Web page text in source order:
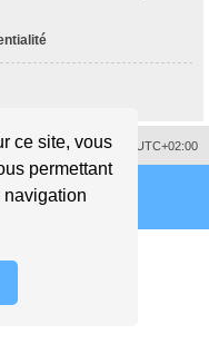
ce site, vous
permettant
navigation
Fuseau horaire sur UTC+02:00